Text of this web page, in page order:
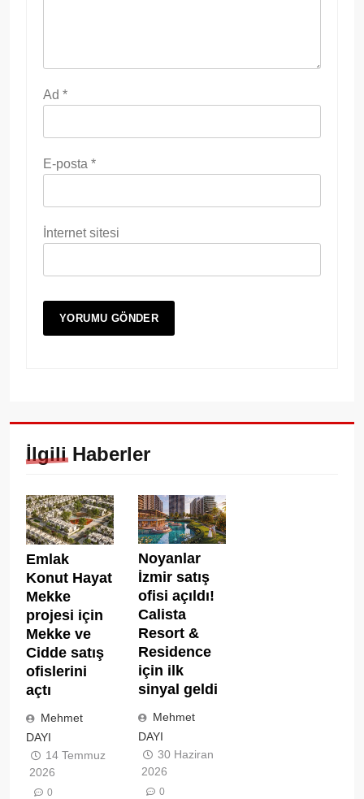
Ad *
E-posta *
İnternet sitesi
İlgili Haberler
Emlak
Konut Hayat
Mekke
projesi için
Mekke ve
Cidde satış
ofislerini
açtı
Mehmet
DAYI
14 Temmuz
2026
0
Noyanlar
İzmir satış
ofisi açıldı!
Calista
Resort &
Residence
için ilk
sinyal geldi
Mehmet
DAYI
30 Haziran
2026
0